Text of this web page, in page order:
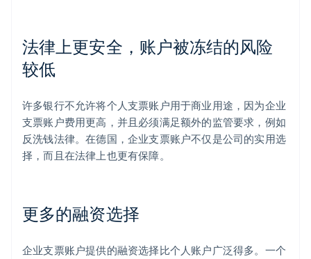
法律上更安全，账户被冻结的风险
较低
许多银行不允许将个人支票账户用于商业用途，因为企业
支票账户费用更高，并且必须满足额外的监管要求，例如
反洗钱法律。在德国，企业支票账户不仅是公司的实用选
择，而且在法律上也更有保障。
更多的融资选择
企业支票账户提供的融资选择比个人账户广泛得多。一个